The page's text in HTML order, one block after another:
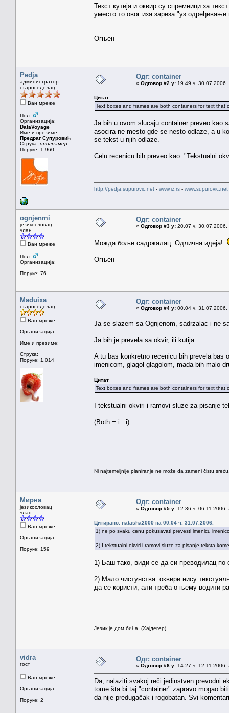
Текст кутија и оквир су спремници за
уместо то овог иза зареза "уз одређивање
Огњен
Pedja
администратор
староседелац
Ван мреже
Пол:
Организација:
DataVoyage
Име и презиме:
Предраг Супуровић
Струка: програмер
Поруке: 1.960
Одг: container
« Одговор #2 у: 19.49 ч. 30.07.2006.
Цитат
Text boxes and frames are both containers for text
Ja bih u ovom slucaju container preveo kao
asocira ne mesto gde se nesto odlaze, a u
se tekst u njih odlaze.
Celu recenicu bih preveo kao: "Tekstualni
http://pedja.supurovic.net - www.iz.rs - www.supurovic.net
ognjenmi
језикословац
члан
Ван мреже
Пол:
Организација:
Поруке: 76
Одг: container
« Одговор #3 у: 20.07 ч. 30.07.2006.
Можда боље садржалац. Одлична идеја!
Огњен
Maduixa
староседелац
Ван мреже
Организација:
Име и презиме:
Струка:
Поруке: 1.014
Одг: container
« Одговор #4 у: 00.04 ч. 31.07.2006.
Ja se slazem sa Ognjenom, sadrzalac i ne
Ja bih je prevela sa okvir, ili kutija.
A tu bas konkretno recenicu bih prevela bas
imenicom, glagol glagolom, mada bih malo
Цитат
Text boxes and frames are both containers for text
I tekstualni okviri i ramovi sluze za pisanje
(Both = i...i)
Ni najtemeljnije planiranje ne može da zameni čistu
Мирна
језикословац
члан
Ван мреже
Организација:
Поруке: 159
Одг: container
« Одговор #5 у: 12.36 ч. 06.11.2006.
Цитирано: natasha2000 на 00.04 ч. 31.07.2006.
1) ne po svaku cenu pokusavati prevesti imenicu
2) I tekstualni okviri i ramovi sluze za pisanje teksta
1) Баш тако, види се да си преводилац по
2) Мало чистунства: оквири нису
да се користи, али треба о њему водити
Језик је дом бића. (Хајдегер)
vidra
гост
Ван мреже
Организација:
Поруке: 2
Одг: container
« Одговор #6 у: 14.27 ч. 12.11.2006.
Da, nalaziti svakoj reči jedinstven prevodni
tome šta bi taj "container" zapravo mogao
da nije predugačak i rogobatan. Svi